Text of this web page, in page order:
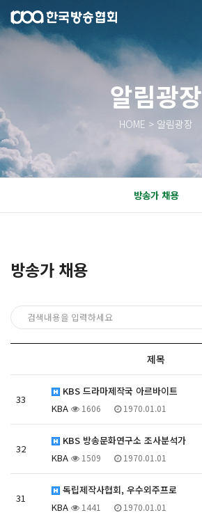
알림광장
HOME > 알림광장
방송가 채용
방송가 채용
제목
33
KBS 드라마제작국 아르바이트
KBA
1606 1970.01.01
32
KBS 방송문화연구소 조사분석가
KBA
1509 1970.01.01
31
독립제작사협회, 우수외주프로
KBA
1441 1970.01.01